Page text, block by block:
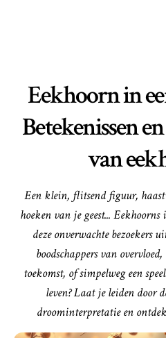
Eekhoorn in
Betekenissen
van
Een klein, flitsend figuur,
hoeken van je geest...
deze onverwachte bezoekers
boodschappers van
toekomst, of simpelweg een
leven? Laat je leiden door
droominterpretatie en